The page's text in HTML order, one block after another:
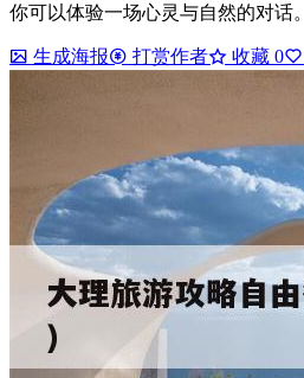
你可以体验一场心灵与自然的对话。
生成海报 打赏作者 收藏 0